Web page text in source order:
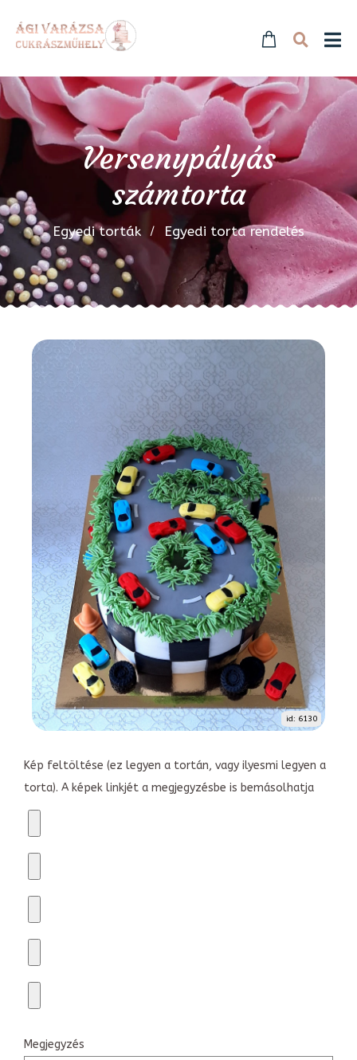
Versenypályás
számtorta
Egyedi torták Egyedi torta rendelés
id: 6130
Kép feltöltése (ez legyen a tortán, vagy ilyesmi legyen a
torta). A képek linkjét a megjegyzésbe is bemásolhatja
Megjegyzés